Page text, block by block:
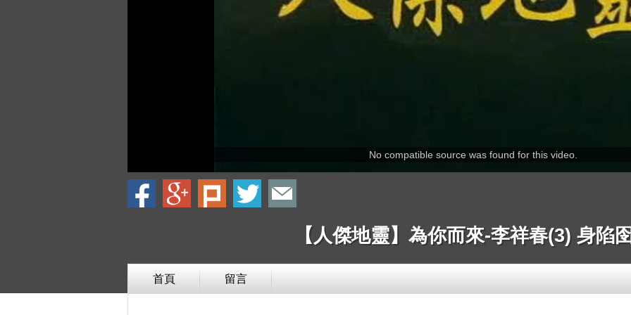
No compatible source was found for this video.
【人傑地靈】為你而來-李祥春(3) 身陷
首頁 留言